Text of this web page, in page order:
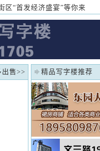
区“首发经济盛宴”等你来
出售>>
精品写字楼推荐